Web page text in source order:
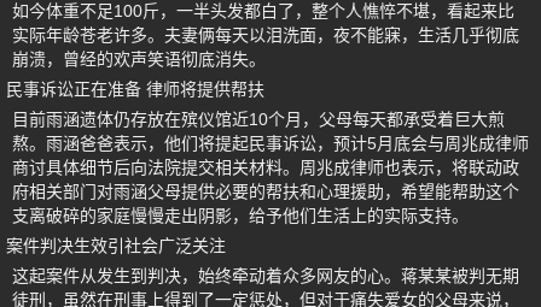
如今体重不足100斤，一半头发都白了，整个人憔悴不堪，看起来比
实际年龄苍老许多。夫妻俩每天以泪洗面，夜不能寐，生活几乎彻底
崩溃，曾经的欢声笑语彻底消失。
民事诉讼正在准备 律师将提供帮扶
目前雨涵遗体仍存放在殡仪馆近10个月，父母每天都承受着巨大煎
熬。雨涵爸爸表示，他们将提起民事诉讼，预计5月底会与周兆成律师
商讨具体细节后向法院提交相关材料。周兆成律师也表示，将联动政
府相关部门对雨涵父母提供必要的帮扶和心理援助，希望能帮助这个
支离破碎的家庭慢慢走出阴影，给予他们生活上的实际支持。
案件判决生效引社会广泛关注
这起案件从发生到判决，始终牵动着众多网友的心。蒋某某被判无期
徒刑，虽然在刑事上得到了一定惩处，但对于痛失爱女的父母来说，